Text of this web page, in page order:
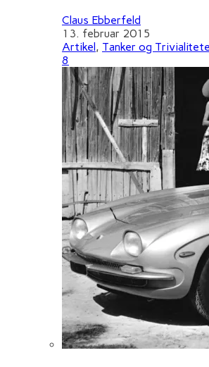
Claus Ebberfeld
13. februar 2015
Artikel, Tanker og
8